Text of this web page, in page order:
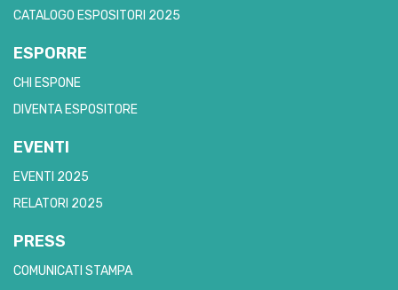
CATALOGO ESPOSITORI 2025
ESPORRE
CHI ESPONE
DIVENTA ESPOSITORE
EVENTI
EVENTI 2025
RELATORI 2025
PRESS
COMUNICATI STAMPA